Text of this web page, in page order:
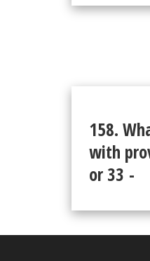
158.
with
or 33 -